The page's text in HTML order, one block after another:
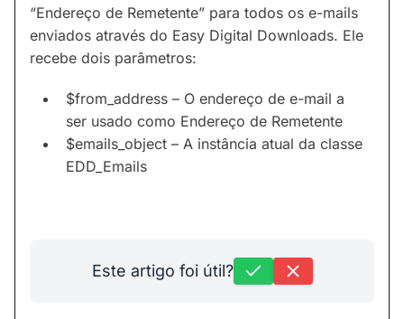
“Endereço de Remetente” para todos os e-mails
enviados através do Easy Digital Downloads. Ele
recebe dois parâmetros:
$from_address – O endereço de e-mail a
ser usado como Endereço de Remetente
$emails_object – A instância atual da classe
EDD_Emails
Este artigo foi útil?